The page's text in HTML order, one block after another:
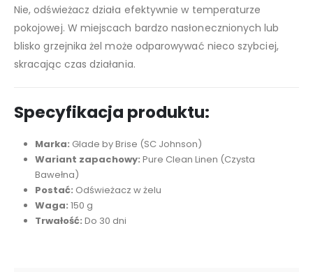
Nie, odświeżacz działa efektywnie w temperaturze
pokojowej. W miejscach bardzo nasłonecznionych lub
blisko grzejnika żel może odparowywać nieco szybciej,
skracając czas działania.
Specyfikacja produktu:
Marka: Glade by Brise (SC Johnson)
Wariant zapachowy: Pure Clean Linen (Czysta
Bawełna)
Postać: Odświeżacz w żelu
Waga: 150 g
Trwałość: Do 30 dni